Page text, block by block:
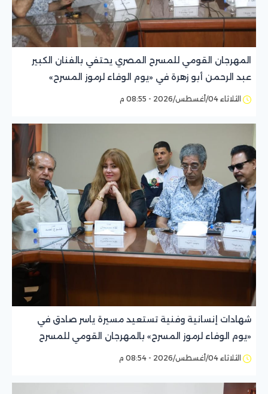
المهرجان القومي للمسرح المصري يحتفي بالفنان الكبير
عبد الرحمن أبو زهرة في «يوم الوفاء لرموز المسرح»
الثلاثاء 04/أغسطس/2026 - 08:55 م
شهادات إنسانية وفنية تستعيد مسيرة ياسر صادق في
«يوم الوفاء لرموز المسرح» بالمهرجان القومي للمسرح
المصري
الثلاثاء 04/أغسطس/2026 - 08:54 م